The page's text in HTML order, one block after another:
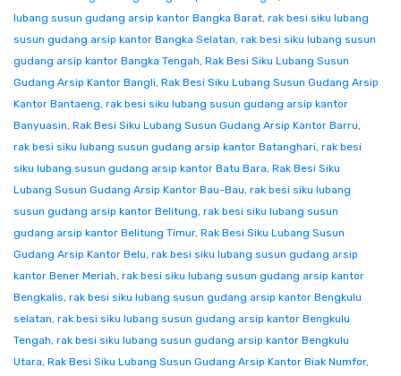
lubang susun gudang arsip kantor Bangka Barat, rak besi siku lubang
susun gudang arsip kantor Bangka Selatan, rak besi siku lubang susun
gudang arsip kantor Bangka Tengah, Rak Besi Siku Lubang Susun
Gudang Arsip Kantor Bangli, Rak Besi Siku Lubang Susun Gudang Arsip
Kantor Bantaeng, rak besi siku lubang susun gudang arsip kantor
Banyuasin, Rak Besi Siku Lubang Susun Gudang Arsip Kantor Barru,
rak besi siku lubang susun gudang arsip kantor Batanghari, rak besi
siku lubang susun gudang arsip kantor Batu Bara, Rak Besi Siku
Lubang Susun Gudang Arsip Kantor Bau-Bau, rak besi siku lubang
susun gudang arsip kantor Belitung, rak besi siku lubang susun
gudang arsip kantor Belitung Timur, Rak Besi Siku Lubang Susun
Gudang Arsip Kantor Belu, rak besi siku lubang susun gudang arsip
kantor Bener Meriah, rak besi siku lubang susun gudang arsip kantor
Bengkalis, rak besi siku lubang susun gudang arsip kantor Bengkulu
selatan, rak besi siku lubang susun gudang arsip kantor Bengkulu
Tengah, rak besi siku lubang susun gudang arsip kantor Bengkulu
Utara, Rak Besi Siku Lubang Susun Gudang Arsip Kantor Biak Numfor,